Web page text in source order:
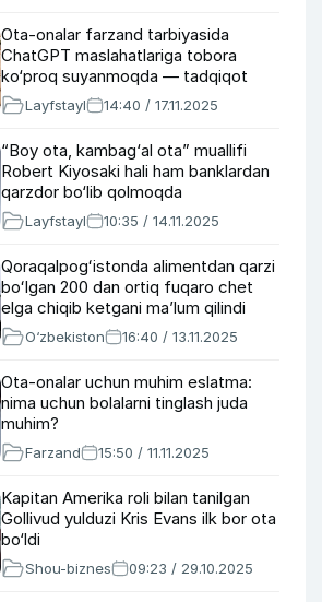
Ota-onalar farzand tarbiyasida
ChatGPT maslahatlariga tobora
ko‘proq suyanmoqda — tadqiqot
Layfstayl 14:40 / 17.11.2025
“Boy ota, kambag‘al ota” muallifi
Robert Kiyosaki hali ham banklardan
qarzdor bo‘lib qolmoqda
Layfstayl 10:35 / 14.11.2025
Qoraqalpogʻistonda alimentdan qarzi
boʻlgan 200 dan ortiq fuqaro chet
elga chiqib ketgani ma’lum qilindi
O‘zbekiston 16:40 / 13.11.2025
Ota-onalar uchun muhim eslatma:
nima uchun bolalarni tinglash juda
muhim?
Farzand 15:50 / 11.11.2025
Kapitan Amerika roli bilan tanilgan
Gollivud yulduzi Kris Evans ilk bor ota
bo‘ldi
Shou-biznes 09:23 / 29.10.2025